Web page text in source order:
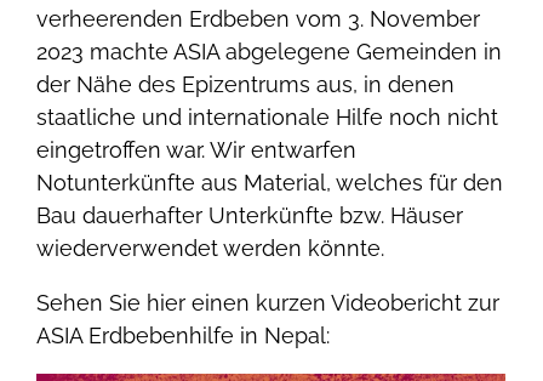
verheerenden Erdbeben vom 3. November
2023 machte ASIA abgelegene Gemeinden in
der Nähe des Epizentrums aus, in denen
staatliche und internationale Hilfe noch nicht
eingetroffen war. Wir entwarfen
Notunterkünfte aus Material, welches für den
Bau dauerhafter Unterkünfte bzw. Häuser
wiederverwendet werden könnte.
Sehen Sie hier einen kurzen Videobericht zur
ASIA Erdbebenhilfe in Nepal: